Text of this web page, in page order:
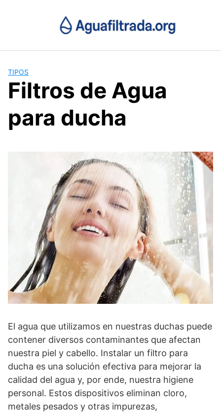
TIPOS
Filtros de Agua
para ducha
El agua que utilizamos en nuestras duchas puede
contener diversos contaminantes que afectan
nuestra piel y cabello. Instalar un filtro para
ducha es una solución efectiva para mejorar la
calidad del agua y, por ende, nuestra higiene
personal. Estos dispositivos eliminan cloro,
metales pesados y otras impurezas,